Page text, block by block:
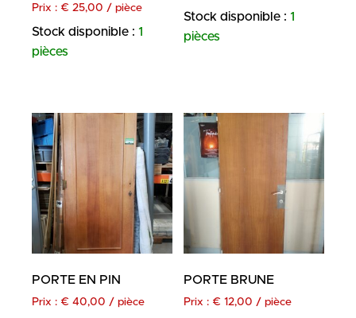
Prix : € 25,00 / pièce
Stock disponible : 1
pièces
Stock disponible : 1
pièces
PORTE EN PIN
Prix : € 40,00 / pièce
PORTE BRUNE
Prix : € 12,00 / pièce